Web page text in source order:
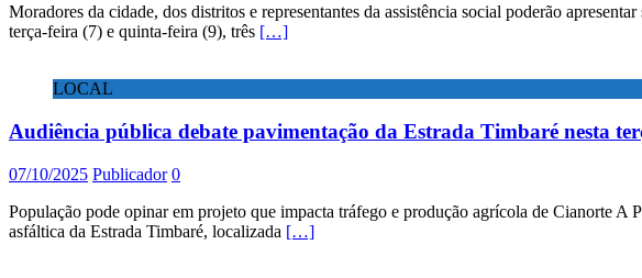
Moradores da cidade, dos distritos e representantes da assistência social poderão
terça-feira (7) e quinta-feira (9), três […]
LOCAL
Audiência pública debate pavimentação da Estrada Timbaré nesta
07/10/2025 Publicador 0
População pode opinar em projeto que impacta tráfego e produção agrícola de Cianorte
asfáltica da Estrada Timbaré, localizada […]